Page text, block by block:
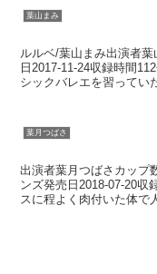
葉山まみ
ルルベ/葉山まみ出演者
日2017-11-24収録時間
シックバレエを習ってい
葉月つばさ
出演者葉月つばさカップ
ンズ発売日2018-07-20収
スに程よく肉付いた体で